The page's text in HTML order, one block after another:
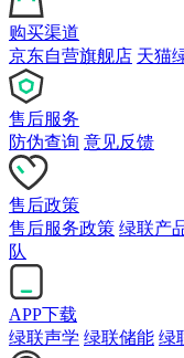
购买渠道
京东自营旗舰店 天猫
售后服务
防伪查询 意见反馈
售后政策
售后服务政策 绿联产
队
APP下载
绿联声学 绿联储能 绿